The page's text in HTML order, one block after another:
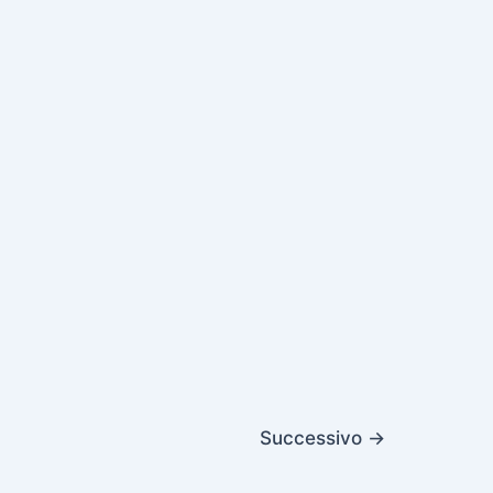
Successivo →